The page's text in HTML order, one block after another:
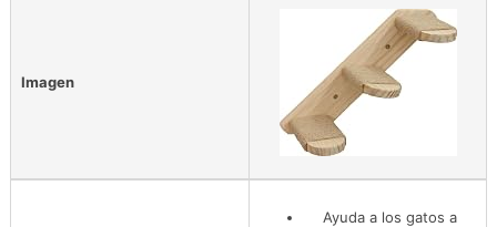
Imagen
Ayuda a los gatos a